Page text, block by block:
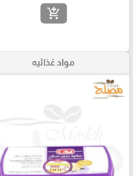
add_shopping_cart
مواد غذائيه